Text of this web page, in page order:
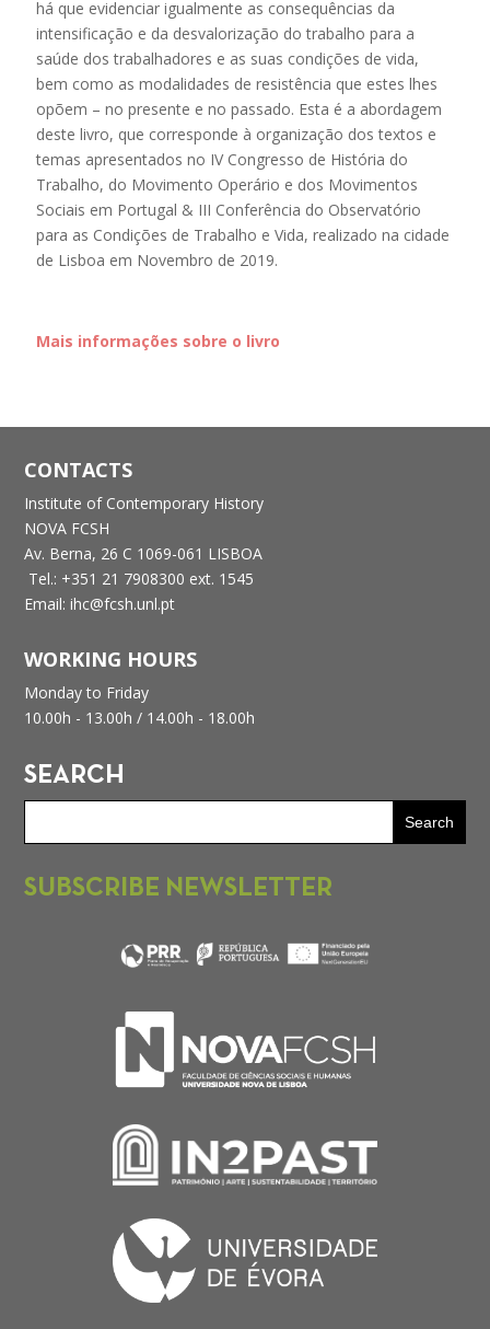
há que evidenciar igualmente as consequências da
intensificação e da desvalorização do trabalho para a
saúde dos trabalhadores e as suas condições de vida,
bem como as modalidades de resistência que estes lhes
opõem – no presente e no passado. Esta é a abordagem
deste livro, que corresponde à organização dos textos e
temas apresentados no IV Congresso de História do
Trabalho, do Movimento Operário e dos Movimentos
Sociais em Portugal & III Conferência do Observatório
para as Condições de Trabalho e Vida, realizado na cidade
de Lisboa em Novembro de 2019.
Mais informações sobre o livro
CONTACTS
Institute of Contemporary History
NOVA FCSH
Av. Berna, 26 C 1069-061 LISBOA
Tel.: +351 21 7908300 ext. 1545
Email: ihc@fcsh.unl.pt
WORKING HOURS
Monday to Friday
10.00h - 13.00h / 14.00h - 18.00h
SEARCH
SUBSCRIBE NEWSLETTER